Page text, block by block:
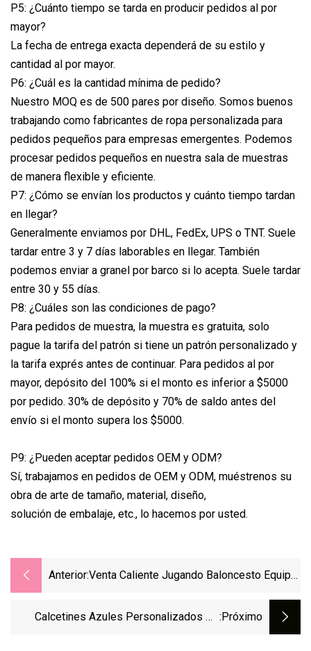
P5: ¿Cuánto tiempo se tarda en producir pedidos al por
mayor?
La fecha de entrega exacta dependerá de su estilo y
cantidad al por mayor.
P6: ¿Cuál es la cantidad mínima de pedido?
Nuestro MOQ es de 500 pares por diseño. Somos buenos
trabajando como fabricantes de ropa personalizada para
pedidos pequeños para empresas emergentes. Podemos
procesar pedidos pequeños en nuestra sala de muestras
de manera flexible y eficiente.
P7: ¿Cómo se envían los productos y cuánto tiempo tardan
en llegar?
Generalmente enviamos por DHL, FedEx, UPS o TNT. Suele
tardar entre 3 y 7 días laborables en llegar. También
podemos enviar a granel por barco si lo acepta. Suele tardar
entre 30 y 55 días.
P8: ¿Cuáles son las condiciones de pago?
Para pedidos de muestra, la muestra es gratuita, solo
pague la tarifa del patrón si tiene un patrón personalizado y
la tarifa exprés antes de continuar. Para pedidos al por
mayor, depósito del 100% si el monto es inferior a $5000
por pedido. 30% de depósito y 70% de saldo antes del
envío si el monto supera los $5000.
P9: ¿Pueden aceptar pedidos OEM y ODM?
Sí, trabajamos en pedidos de OEM y ODM, muéstrenos su
obra de arte de tamaño, material, diseño,
solución de embalaje, etc., lo hacemos por usted.
Anterior:Venta Caliente Jugando Baloncesto Equipo
Para Unisex
Calcetines Azules Personalizados De :próximo